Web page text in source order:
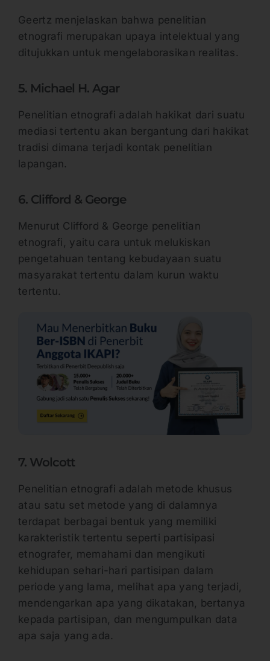
Geertz menjelaskan bahwa penelitian
etnografi merupakan upaya intelektual yang
ditujukkan untuk mengelaborasikan realitas.
5. Michael H. Agar
Penelitian etnografi adalah hakikat dari suatu
mediasi tertentu akan bergantung dari hakikat
tradisi dimana terjadi kontak penelitian
lapangan.
6. Clifford & George
Menurut Clifford & George penelitian
etnografi, yaitu cara untuk melukiskan
pengetahuan tentang kebudayaan suatu
masyarakat tertentu dalam kurun waktu
tertentu.
7. Wolcott
Penelitian etnografi adalah metode khusus
atau satu set metode yang di dalamnya
terdapat berbagai bentuk yang memiliki
karakteristik tertentu seperti partisipasi
etnografer, memahami dan mengikuti
kehidupan sehari-hari partisipan dalam
periode yang lama, melihat apa yang terjadi,
mendengarkan apa yang dikatakan, bertanya
kepada partisipan, dan mengumpulkan data
apa saja yang ada.